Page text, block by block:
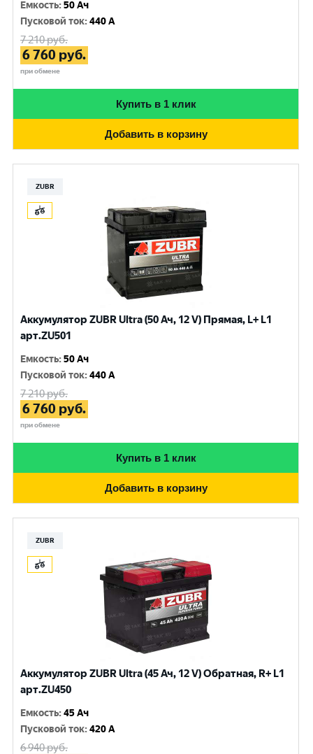
Емкость:50 Ач
Пусковой ток:440 A
7 210руб.
6 760 руб.
при обмене
Купить в 1 клик
Добавить в корзину
ZUBR
Аккумулятор ZUBR Ultra (50 Ач, 12 V) Прямая, L+ L1
арт.ZU501
Емкость:50 Ач
Пусковой ток:440 A
7 210руб.
6 760 руб.
при обмене
Купить в 1 клик
Добавить в корзину
ZUBR
Аккумулятор ZUBR Ultra (45 Ач, 12 V) Обратная, R+ L1
арт.ZU450
Емкость:45 Ач
Пусковой ток:420 A
6 940руб.